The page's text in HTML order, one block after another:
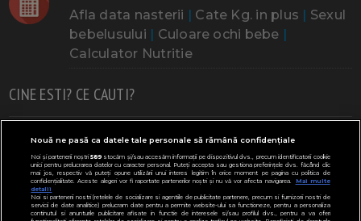
Afla data nasterii | Cate Kg. in plus | Sexul
bebelusului | Culoare ochi bebe |
Calculator Nutritie
CINE ESTI? CE CAUTI?
Doresc un copil Adoptia Probleme cu sarcina
Urmeaza sa nasc Probleme alaptare Bebe plange
Bebe febra Caut bona Cresa, Gradinta
Mergem la scoala Copil bolnav Copii cu nevoi speciale
Nouă ne pasă ca datele tale personale să rămână confidențiale
Noi și partenerii noștri589stocăm și/sau accesăm informații pe dispozitivul dvs., precum identificatorii cookie
unici pentru prelucrarea datelor cu caracter personal. Puteți accepta sau gestiona preferințele dvs. făcând clic
mai jos, respectiv vă puteți opune utilizării unui interes legitim în orice moment pe pagina cu politica de
confidențialitate. Aceste alegeri vor fi raportate partenerilor noștri și nu vă vor afecta navigarea.
Mai multe
detalii
Noi si partenerii nostri (retelele de socializare si agentiile de publicitate partenere, precum si furnizorii nostri de
servicii de date analitice) prelucram date pentru a permite website-ului sa functioneze, pentru a personaliza
continutul si anunturile publicitare afisate in functie de interesele si/sau profilul dvs., pentru a va oferi